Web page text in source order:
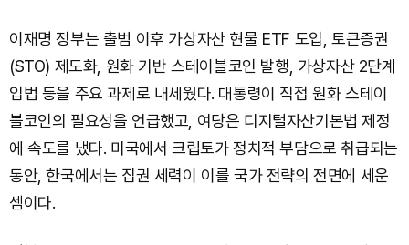
이재명 정부는 출범 이후 가상자산 현물 ETF 도입, 토큰증권
(STO) 제도화, 원화 기반 스테이블코인 발행, 가상자산 2단계
입법 등을 주요 과제로 내세웠다. 대통령이 직접 원화 스테이
블코인의 필요성을 언급했고, 여당은 디지털자산기본법 제정
에 속도를 냈다. 미국에서 크립토가 정치적 부담으로 취급되는
동안, 한국에서는 집권 세력이 이를 국가 전략의 전면에 세운
셈이다.